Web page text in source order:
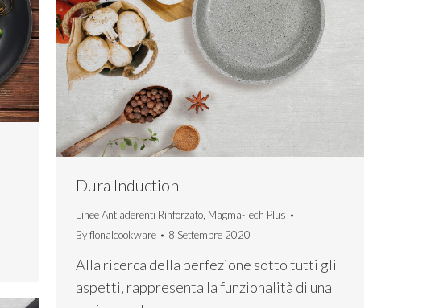
Dura Induction
Linee Antiaderenti Rinforzato, Magma-Tech Plus
Byflonalcookware 8 Settembre 2020
Alla ricerca della perfezione sotto tutti gli
aspetti, rappresenta la funzionalità di una